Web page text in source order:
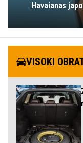
Havaianas
VISOKI